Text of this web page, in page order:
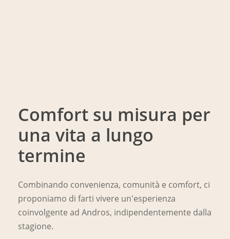
Le offerte di Kotseli
Comfort su misura per
una vita a lungo
termine
Combinando convenienza, comunità e comfort, ci
proponiamo di farti vivere un'esperienza
coinvolgente ad Andros, indipendentemente dalla
stagione.